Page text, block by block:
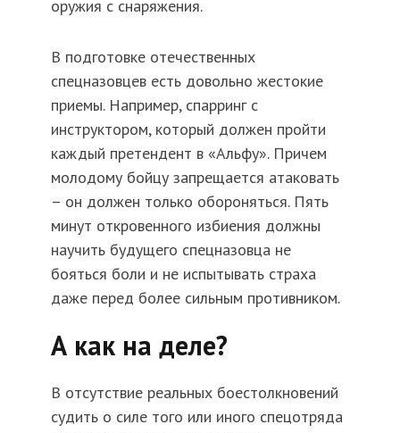
оружия с снаряжения.
В подготовке отечественных
спецназовцев есть довольно жестокие
приемы. Например, спарринг с
инструктором, который должен пройти
каждый претендент в «Альфу». Причем
молодому бойцу запрещается атаковать
– он должен только обороняться. Пять
минут откровенного избиения должны
научить будущего спецназовца не
бояться боли и не испытывать страха
даже перед более сильным противником.
А как на деле?
В отсутствие реальных боестолкновений
судить о силе того или иного спецотряда